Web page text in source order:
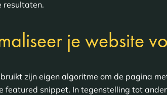
resultaten.
je website
zijn eigen algoritme om de pagina
featured snippet. In tegenstelling tot